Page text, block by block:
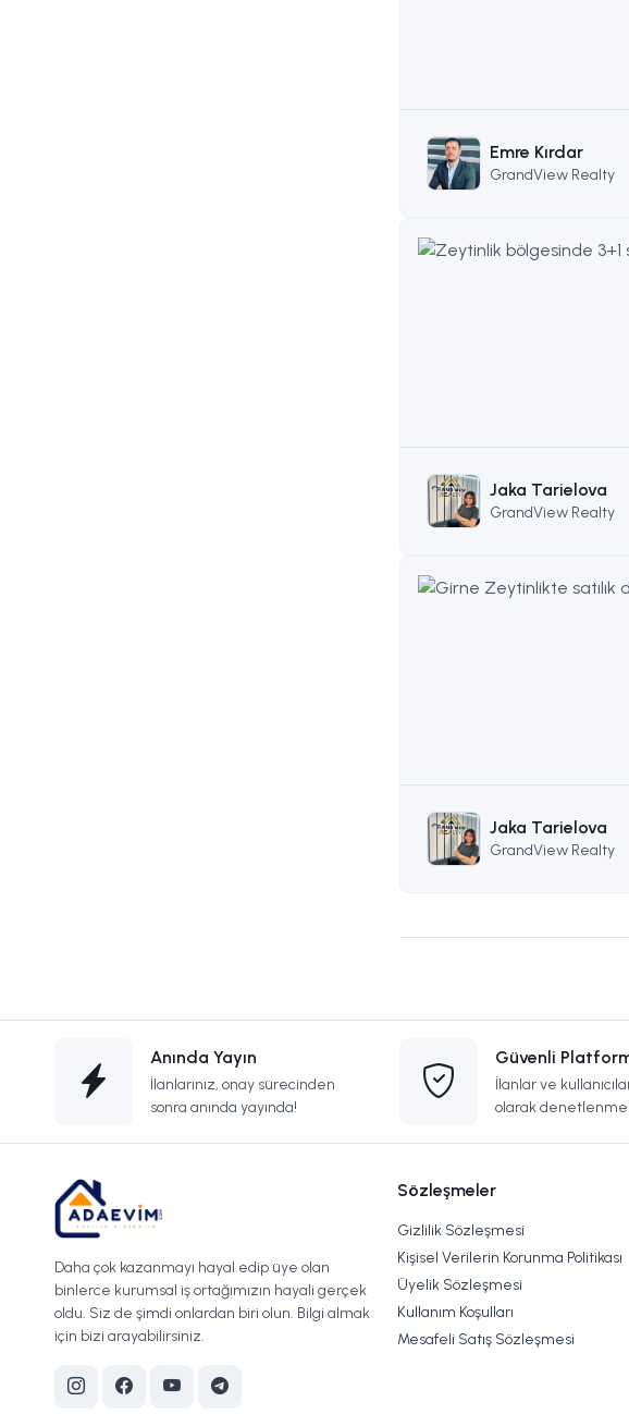
Emre Kırdar
GrandView Realty
Jaka Tarielova
GrandView Realty
Jaka Tarielova
GrandView Realty
Anında Yayın
İlanlarınız, onay sürecinden
sonra anında yayında!
Güvenli
İlanlar ve
olarak
Daha çok kazanmayı hayal edip üye olan
binlerce kurumsal iş ortağımızın hayali gerçek
oldu. Siz de şimdi onlardan biri olun. Bilgi almak
için bizi arayabilirsiniz.
Sözleşmeler
Gizlilik Sözleşmesi
Kişisel Verilerin Korunma Politikası
Üyelik Sözleşmesi
Kullanım Koşulları
Mesafeli Satış Sözleşmesi